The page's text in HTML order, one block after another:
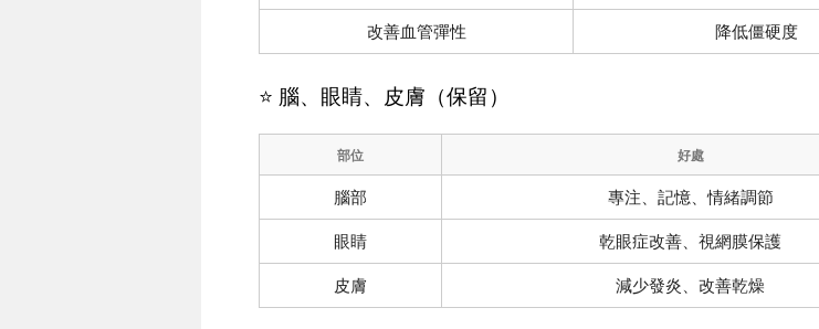
改善血管彈性
降低僵硬度
⭐ 腦、眼睛、皮膚（保留）
部位 好處
腦部
專注、記憶、情緒調節
眼睛
乾眼症改善、視網膜保護
皮膚
減少發炎、改善乾燥